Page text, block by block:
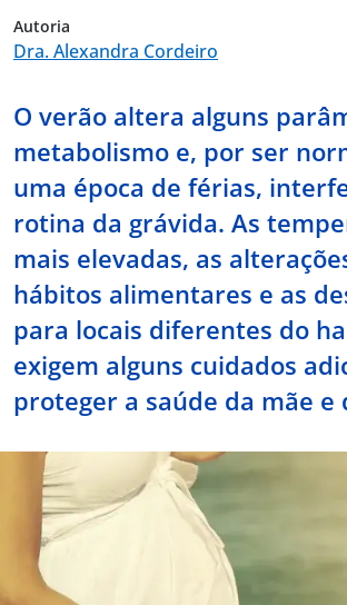
Sport
a nós
Autoria
Dra. Alexandra Cordeiro
O verão altera alguns
metabolismo e, por ser
uma época de férias,
rotina da grávida. As
mais elevadas, as
hábitos alimentares e as
para locais diferentes do
exigem alguns cuidados
proteger a saúde da mãe e